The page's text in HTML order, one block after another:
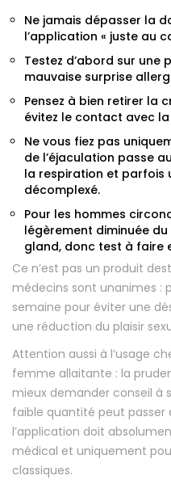
Ne jamais dépasser la
l’application « juste au
Testez d’abord sur une
mauvaise surprise
Pensez à bien retirer la
évitez le contact avec
Ne vous fiez pas
de l’éjaculation passe
la respiration et parfois
décomplexé.
Pour les hommes
légèrement diminuée
gland, donc test à faire
Ce n’est pas un produit
médecins sont unanimes :
semaine pour éviter une
une réduction du plaisir
Attention aussi à l’usage
femme allaitante : la
mieux demander conseil à
faible quantité peut passer
l’application doit
médical et uniquement
classiques.